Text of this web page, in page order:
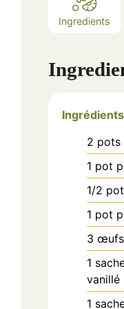
Ingredients
2 pots
1 pot
1/2 pot
1 pot
3 œufs
1
vanillé
1